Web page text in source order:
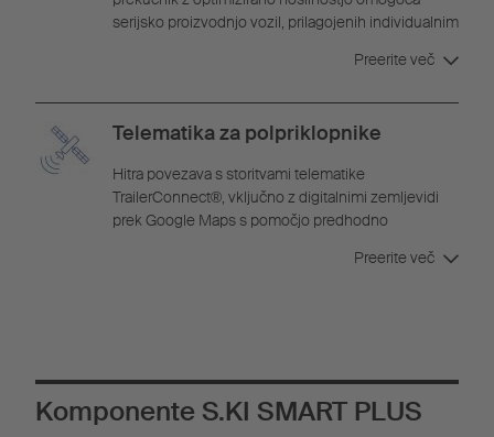
serijsko proizvodnjo vozil, prilagojenih individualnim
zahteva veliko vzdrževanja, omogoča visoke
Preerite več
Telematika za polpriklopnike
Hitra povezava s storitvami telematike
TrailerConnect®, vključno z digitalnimi zemljevidi
prek Google Maps s pomočjo predhodno
omrežjem WLAN je mogoče podatke telematike
Preerite več
Komponente S.KI SMART PLUS